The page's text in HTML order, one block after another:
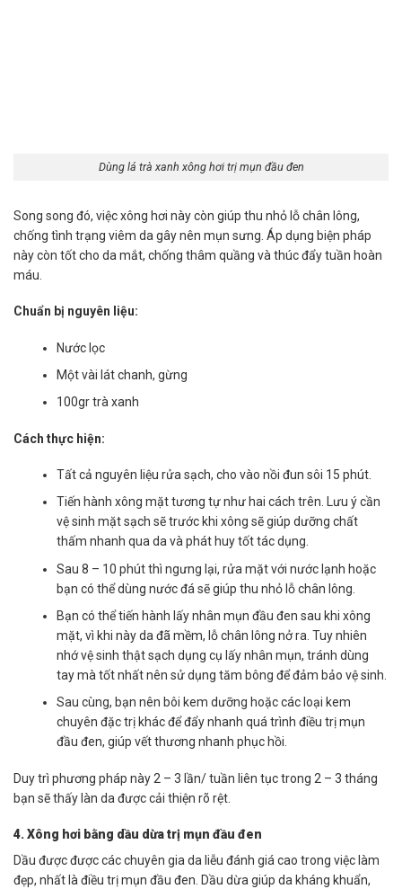
Dùng lá trà xanh xông hơi trị mụn đầu đen
Song song đó, việc xông hơi này còn giúp thu nhỏ lỗ chân lông,
chống tình trạng viêm da gây nên mụn sưng. Áp dụng biện pháp
này còn tốt cho da mắt, chống thâm quầng và thúc đẩy tuần hoàn
máu.
Chuẩn bị nguyên liệu:
Nước lọc
Một vài lát chanh, gừng
100gr trà xanh
Cách thực hiện:
Tất cả nguyên liệu rửa sạch, cho vào nồi đun sôi 15 phút.
Tiến hành xông mặt tương tự như hai cách trên. Lưu ý cần
vệ sinh mặt sạch sẽ trước khi xông sẽ giúp dưỡng chất
thấm nhanh qua da và phát huy tốt tác dụng.
Sau 8 – 10 phút thì ngưng lại, rửa mặt với nước lạnh hoặc
bạn có thể dùng nước đá sẽ giúp thu nhỏ lỗ chân lông.
Bạn có thể tiến hành lấy nhân mụn đầu đen sau khi xông
mặt, vì khi này da đã mềm, lỗ chân lông nở ra. Tuy nhiên
nhớ vệ sinh thật sạch dụng cụ lấy nhân mụn, tránh dùng
tay mà tốt nhất nên sử dụng tăm bông để đảm bảo vệ sinh.
Sau cùng, bạn nên bôi kem dưỡng hoặc các loại kem
chuyên đặc trị khác để đẩy nhanh quá trình điều trị mụn
đầu đen, giúp vết thương nhanh phục hồi.
Duy trì phương pháp này 2 – 3 lần/ tuần liên tục trong 2 – 3 tháng
bạn sẽ thấy làn da được cải thiện rõ rệt.
4. Xông hơi bằng dầu dừa trị mụn đầu đen
Dầu được được các chuyên gia da liễu đánh giá cao trong việc làm
đẹp, nhất là điều trị mụn đầu đen. Dầu dừa giúp da kháng khuẩn,